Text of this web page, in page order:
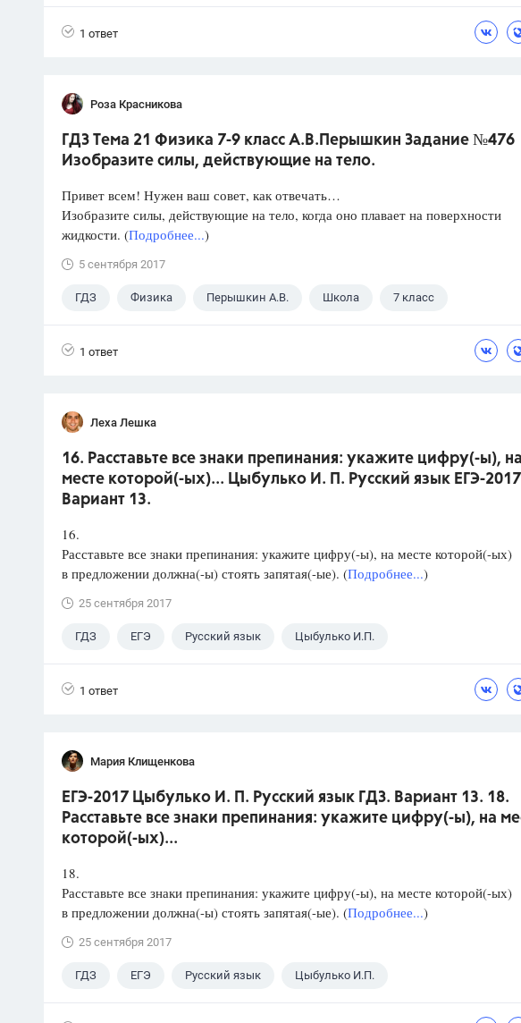
1 ответ
Роза Красникова
ГДЗ Тема 21 Физика 7-9 класс А.В.Перышкин Задание №476
Изобразите силы, действующие на тело.
Привет всем! Нужен ваш совет, как отвечать…
Изобразите силы, действующие на тело, когда оно плавает на поверхности
жидкости. (Подробнее...)
5 сентября 2017
ГДЗ Физика Перышкин А.В. Школа 7 класс
1 ответ
Леха Лешка
16. Расставьте все знаки препинания: укажите цифру(-ы),
месте которой(-ых)... Цыбулько И. П. Русский язык ЕГЭ-
Вариант 13.
16.
Расставьте все знаки препинания: укажите цифру(-ы), на месте которой(-ых)
в предложении должна(-ы) стоять запятая(-ые). (Подробнее...)
25 сентября 2017
ГДЗ ЕГЭ Русский язык Цыбулько И.П.
1 ответ
Мария Клищенкова
ЕГЭ-2017 Цыбулько И. П. Русский язык ГДЗ. Вариант 13. 18.
Расставьте все знаки препинания: укажите цифру(-ы), на
которой(-ых)...
18.
Расставьте все знаки препинания: укажите цифру(-ы), на месте которой(-ых)
в предложении должна(-ы) стоять запятая(-ые). (Подробнее...)
25 сентября 2017
ГДЗ ЕГЭ Русский язык Цыбулько И.П.